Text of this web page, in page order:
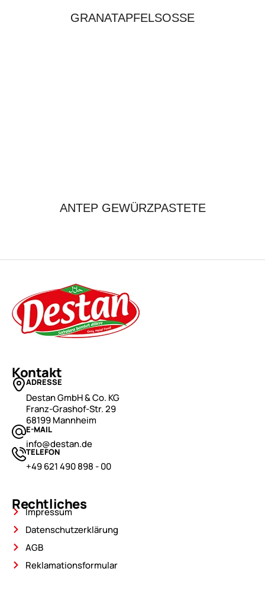
GRANATAPFELSOSSE
ANTEP GEWÜRZPASTETE
Kontakt
ADRESSE
Destan GmbH & Co. KG
Franz-Grashof-Str. 29
68199 Mannheim
E-MAIL
info@destan.de
TELEFON
+49 621 490 898 - 00
Rechtliches
Impressum
Datenschutzerklärung
AGB
Reklamationsformular